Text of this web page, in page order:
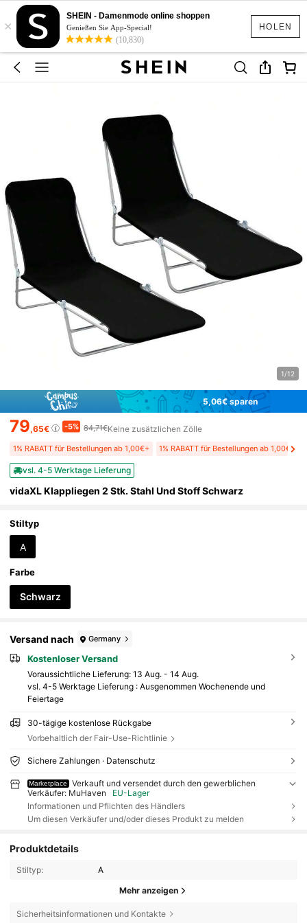
HOLEN
×
SHEIN - Damenmode online shoppen
Genießen Sie App-Special!
(10,830)
1/12
5,06€ sparen
79,65€ -5% 84,71€Keine zusätzlichen Zölle
1% RABATT für Bestellungen ab 1,00€+ 1% RABATT für Bestellungen ab 1,00€+
vsl. 4-5 Werktage Lieferung
vidaXL Klappliegen 2 Stk. Stahl Und Stoff Schwarz
Stiltyp
A
Farbe
Schwarz
Versand nach Germany
Kostenloser Versand
Voraussichtliche Lieferung: 13 Aug. - 14 Aug.
vsl. 4-5 Werktage Lieferung : Ausgenommen Wochenende und
Feiertage
30-tägige kostenlose Rückgabe
Vorbehaltlich der Fair-Use-Richtlinie
Sichere Zahlungen · Datenschutz
Marketplace
Verkauft und versendet durch den gewerblichen
Verkäufer: MuHaven
EU-Lager
Informationen und Pflichten des Händlers
Um diesen Verkäufer und/oder dieses Produkt zu melden
Produktdetails
Stiltyp: A
Mehr anzeigen
Sicherheitsinformationen und Kontakte